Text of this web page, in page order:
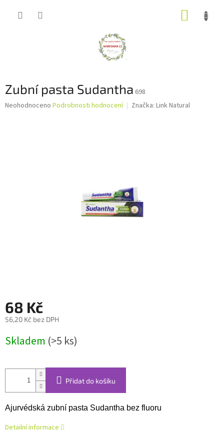
Zubní pasta Sudantha 698
Průměrné
Neohodnoceno Podrobnosti hodnocení Značka: Link Natural
68 Kč
56,20 Kč bez DPH
cena:
Skladem (>5 ks)
Přidat do košíku
Ajurvédská zubní pasta Sudantha bez fluoru
Detailní informace